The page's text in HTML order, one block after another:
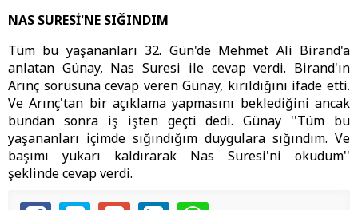
NAS SURESİ'NE SIĞINDIM
Tüm bu yaşananları 32. Gün'de Mehmet Ali Birand'a
anlatan Günay, Nas Suresi ile cevap verdi. Birand'ın
Arınç sorusuna cevap veren Günay, kırıldığını ifade etti.
Ve Arınç'tan bir açıklama yapmasını beklediğini ancak
bundan sonra iş işten geçti dedi. Günay ''Tüm bu
yaşananları içimde sığındığım duygulara sığındım. Ve
başımı yukarı kaldırarak Nas Suresi'ni okudum''
şeklinde cevap verdi.